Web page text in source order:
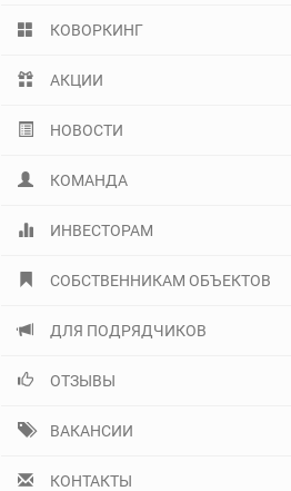
КОВОРКИНГ
АКЦИИ
НОВОСТИ
КОМАНДА
ИНВЕСТОРАМ
СОБСТВЕННИКАМ ОБЪЕКТОВ
ДЛЯ ПОДРЯДЧИКОВ
ОТЗЫВЫ
ВАКАНСИИ
КОНТАКТЫ